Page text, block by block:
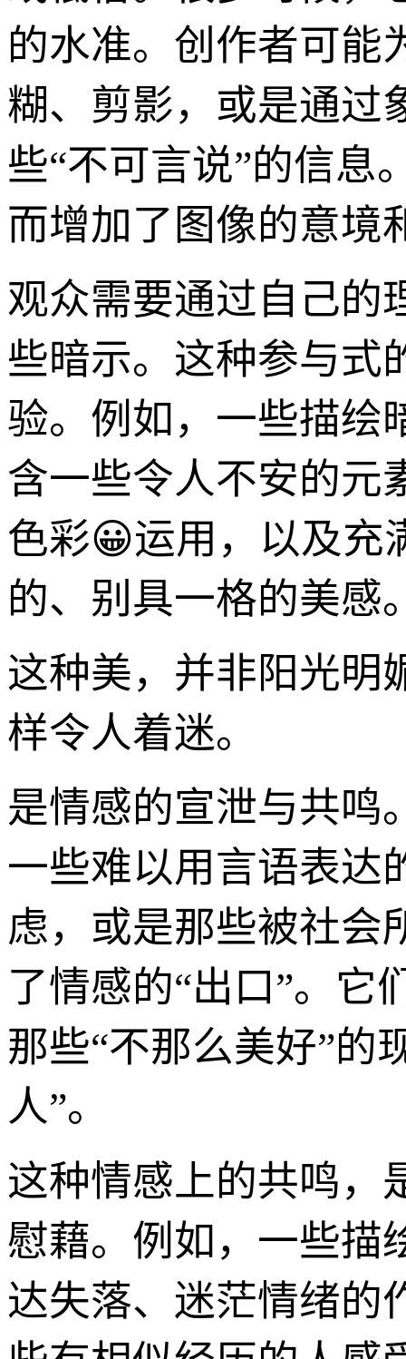
的水准。创作者可能
糊、剪影，或是通过
些“不可言说”的信息
而增加了图像的意境
观众需要通过自己的
些暗示。这种参与式
验。例如，一些描绘
含一些令人不安的元
色彩😀运用，以及充
的、别具一格的美感
这种美，并非阳光明
样令人着迷。
是情感的宣泄与共鸣
一些难以用言语表达
虑，或是那些被社会
了情感的“出口”。它
那些“不那么美好”的
人”。
这种情感上的共鸣，
慰藉。例如，一些描
达失落、迷茫情绪的